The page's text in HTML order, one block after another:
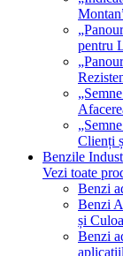
pentru
Clienți
Benzile
Vezi toate
Benzi
Benzi
și
Benzi